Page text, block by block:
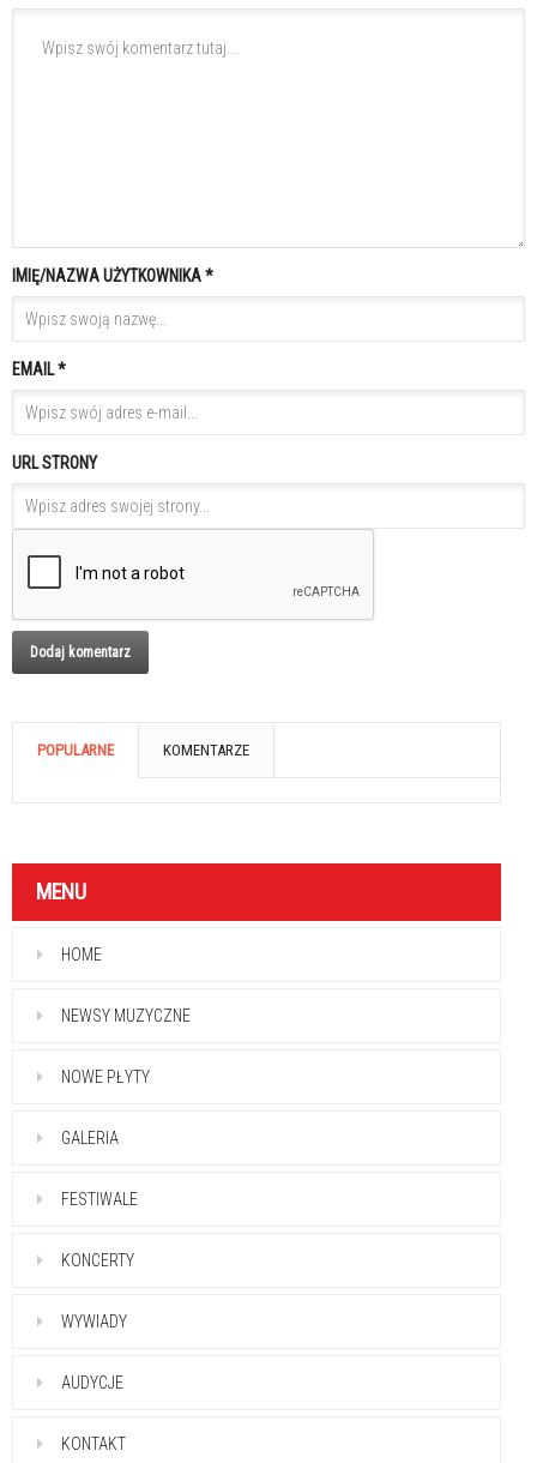
IMIĘ/NAZWA UŻYTKOWNIKA *
EMAIL *
URL STRONY
POPULARNE KOMENTARZE
MENU
HOME
NEWSY MUZYCZNE
NOWE PŁYTY
GALERIA
FESTIWALE
KONCERTY
WYWIADY
AUDYCJE
KONTAKT